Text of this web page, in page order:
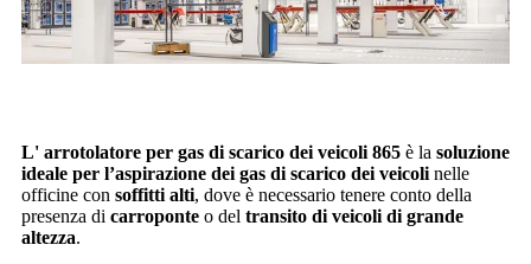
L' arrotolatore per gas di scarico dei veicoli 865 è la soluzione
ideale per l’aspirazione dei gas di scarico dei veicoli nelle
officine con soffitti alti, dove è necessario tenere conto della
presenza di carroponte o del transito di veicoli di grande
altezza.